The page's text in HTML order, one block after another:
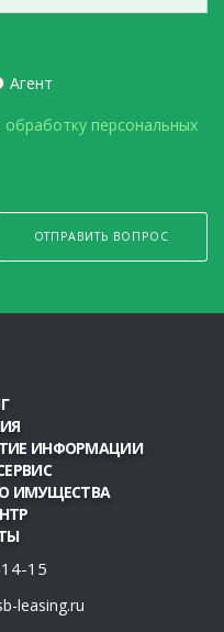
Агент
персональных
ОТПРАВИТЬ ВОПРОС
ИНФОРМАЦИИ
ИМУЩЕСТВА
15
leasing.ru